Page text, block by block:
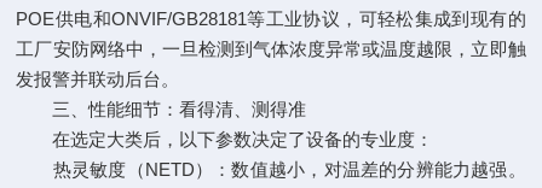
POE供电和ONVIF/GB28181等工业协议，可轻松集成到现有的
工厂安防网络中，一旦检测到气体浓度异常或温度越限，立即触
发报警并联动后台。
三、性能细节：看得清、测得准
在选定大类后，以下参数决定了设备的专业度：
热灵敏度（NETD）：数值越小，对温差的分辨能力越强。